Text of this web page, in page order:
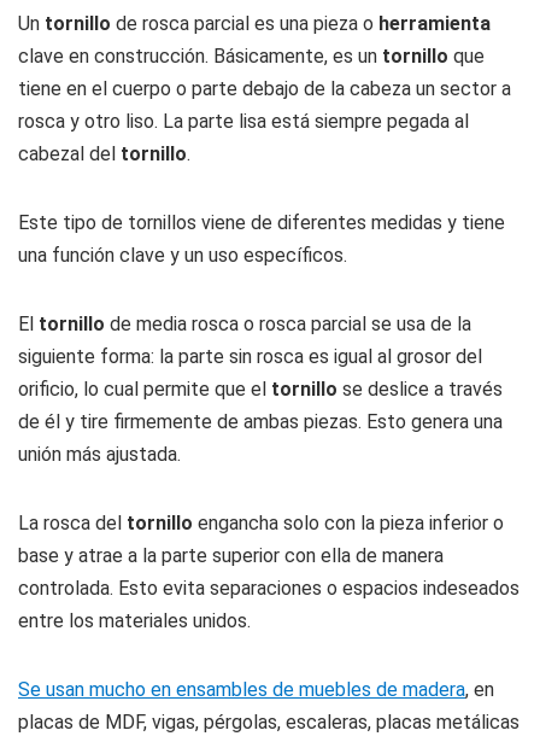
Un tornillo de rosca parcial es una pieza o herramienta
clave en construcción. Básicamente, es un tornillo que
tiene en el cuerpo o parte debajo de la cabeza un sector a
rosca y otro liso. La parte lisa está siempre pegada al
cabezal del tornillo.
Este tipo de tornillos viene de diferentes medidas y tiene
una función clave y un uso específicos.
El tornillo de media rosca o rosca parcial se usa de la
siguiente forma: la parte sin rosca es igual al grosor del
orificio, lo cual permite que el tornillo se deslice a través
de él y tire firmemente de ambas piezas. Esto genera una
unión más ajustada.
La rosca del tornillo engancha solo con la pieza inferior o
base y atrae a la parte superior con ella de manera
controlada. Esto evita separaciones o espacios indeseados
entre los materiales unidos.
Se usan mucho en ensambles de muebles de madera, en
placas de MDF, vigas, pérgolas, escaleras, placas metálicas